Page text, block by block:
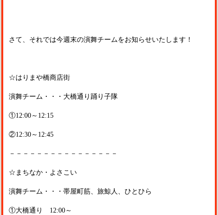
さて、それでは今週末の演舞チームをお知らせいたします！
☆はりまや橋商店街
演舞チーム・・・大橋通り踊り子隊
①12:00～12:15
②12:30～12:45
－－－－－－－－－－－－－－－－
☆まちなか・よさこい
演舞チーム・・・帯屋町筋、旅鯨人、ひとひら
①大橋通り 12:00～